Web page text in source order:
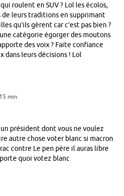
roulent en SUV ? Lol les écolos,
leurs traditions en supprimant
qu’ils gèrent car c’est pas bien ?
catégorie égorger des moutons
des voix ? Faite confiance
dans leurs décisions ! Lol
min
président dont vous ne voulez
autre chose voter blanc si macron
contre Le pen père il auras libre
quoi votez blanc